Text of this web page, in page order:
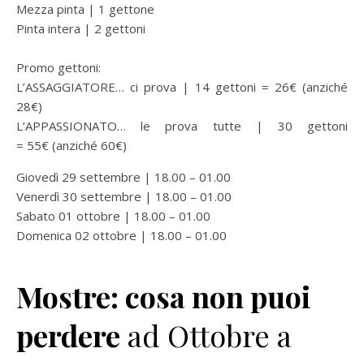
Mezza pinta | 1 gettone
Pinta intera | 2 gettoni
Promo gettoni:
L’ASSAGGIATORE… ci prova | 14 gettoni = 26€ (anziché
28€)
L’APPASSIONATO… le prova tutte | 30 gettoni
= 55€ (anziché 60€)
Giovedì 29 settembre | 18.00 – 01.00
Venerdì 30 settembre | 18.00 – 01.00
Sabato 01 ottobre | 18.00 – 01.00
Domenica 02 ottobre | 18.00 – 01.00
Mostre: cosa non puoi
perdere ad Ottobre a